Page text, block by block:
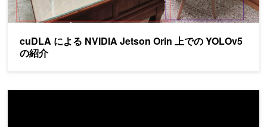
cuDLA による NVIDIA Jetson Orin 上での YOLOv5
の紹介